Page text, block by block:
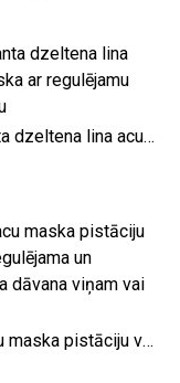
Eleganta dzeltena lina acu maska ar regulējamu siksniņu
Ērta acu maska pistāciju veļa, Regulējama un Eleganta dāvana viņam vai viņai